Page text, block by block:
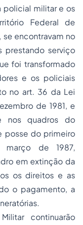
policial militar e os
Federal de
encontravam no
prestando serviço
foi transformado
e os policiais
no art. 36 da Lei
de 1981, e
nos quadros do
posse do primeiro
de 1987,
em extinção da
os direitos e as
o pagamento, a
continuarão